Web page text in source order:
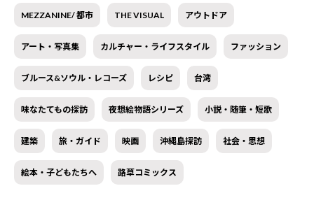
MEZZANINE/ 都市 THE VISUAL アウトドア
アート・写真集 カルチャー・ライフスタイル ファッション
ブルース&ソウル・レコーズ レシピ 台湾
味なたてもの探訪 夜想絵物語シリーズ 小説・随筆・短歌
建築 旅・ガイド 映画 沖縄島探訪 社会・思想
絵本・子どもたちへ 路草コミックス